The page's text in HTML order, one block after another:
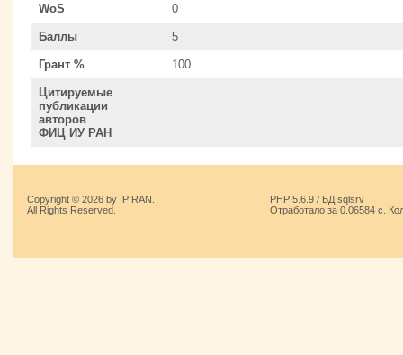
WoS 0
Баллы 5
Грант % 100
Цитируемые
публикации
авторов
ФИЦ ИУ РАН
Copyright © 2026 by IPIRAN.
All Rights Reserved.
PHP 5.6.9 / БД sqlsrv
Отработало за 0.06584 с.